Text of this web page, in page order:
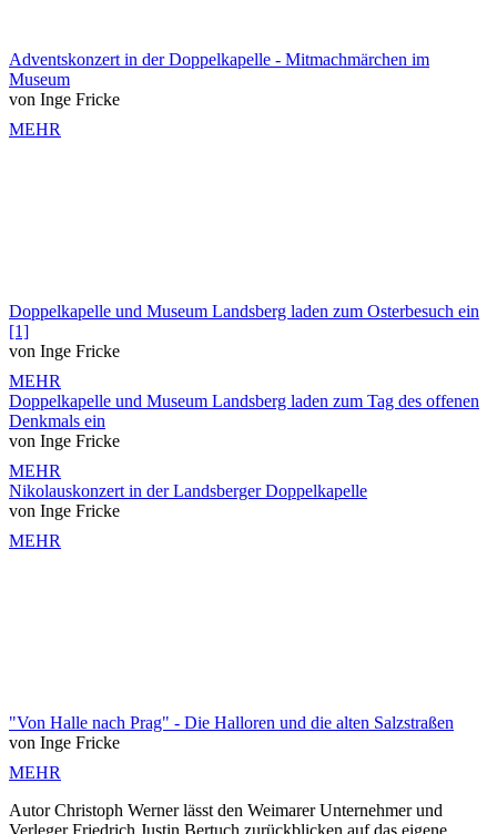
Adventskonzert in der Doppelkapelle - Mitmachmärchen im
Museum
von Inge Fricke
MEHR
Doppelkapelle und Museum Landsberg laden zum Osterbesuch ein
[1]
von Inge Fricke
MEHR
Doppelkapelle und Museum Landsberg laden zum Tag des offenen
Denkmals ein
von Inge Fricke
MEHR
Nikolauskonzert in der Landsberger Doppelkapelle
von Inge Fricke
MEHR
"Von Halle nach Prag" - Die Halloren und die alten Salzstraßen
von Inge Fricke
MEHR
Autor Christoph Werner lässt den Weimarer Unternehmer und
Verleger Friedrich Justin Bertuch zurückblicken auf das eigene